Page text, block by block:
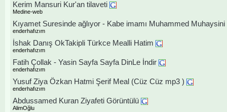
Kerim Mansuri Kur'an tilaveti
Medine-web
Kıyamet Suresinde ağlıyor - Kabe imamı Muhammed Muhaysini
enderhafızım
İshak Danış OkTakipli Türkce Mealli Hatim
enderhafızım
Fatih Çollak - Yasin Sayfa Sayfa DinLe İndir
enderhafızım
Yusuf Ziya Özkan Hatmi Şerif Meal (Cüz Cüz mp3 )
enderhafızım
Abdussamed Kuran Ziyafeti Görüntülü
AlimOğlu